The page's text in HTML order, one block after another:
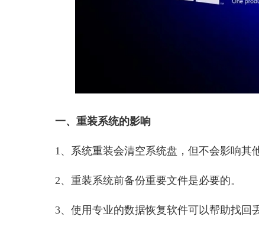
一、重装系统的影响
1、系统重装会清空系统盘，但不会影响其
2、重装系统前备份重要文件是必要的。
3、使用专业的数据恢复软件可以帮助找回